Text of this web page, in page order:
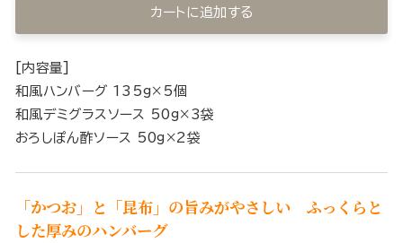
カートに追加する
[内容量]
和風ハンバーグ 135g×5個
和風デミグラスソース 50g×3袋
おろしぽん酢ソース 50g×2袋
「かつお」と「昆布」の旨みがやさしい ふっくらと
した厚みのハンバーグ